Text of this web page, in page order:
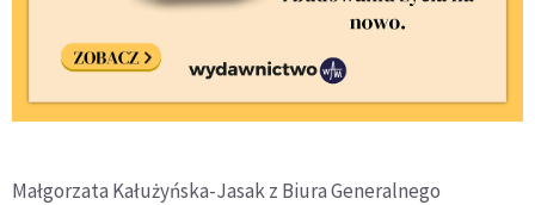
Małgorzata Kałużyńska-Jasak z Biura Generalnego